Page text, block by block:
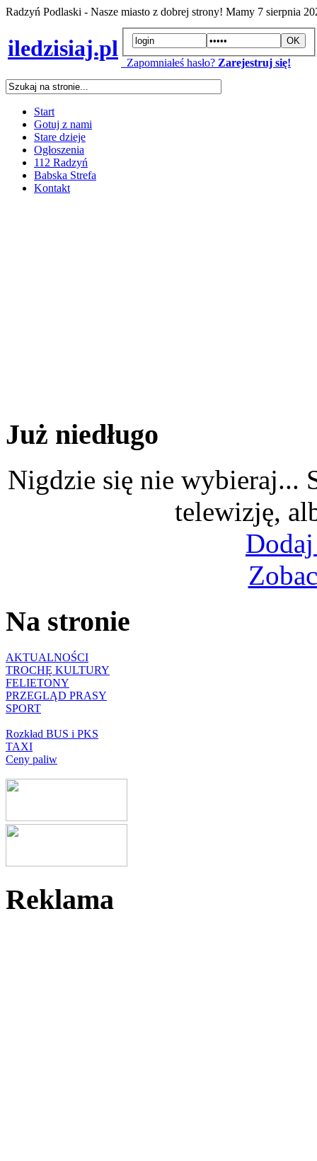
Radzyń Podlaski - Nasze miasto z dobrej strony! Mamy 7 sierpnia
iledzisiaj.pl
Zapomniałeś hasło? Zarejestruj się!
Start
Gotuj z nami
Stare dzieje
Ogłoszenia
112 Radzyń
Babska Strefa
Kontakt
Już niedługo
Nigdzie się nie wybieraj...
telewizję,
Na stronie
AKTUALNOŚCI
TROCHĘ KULTURY
FELIETONY
PRZEGLĄD PRASY
SPORT
Rozkład BUS i PKS
TAXI
Ceny paliw
Reklama